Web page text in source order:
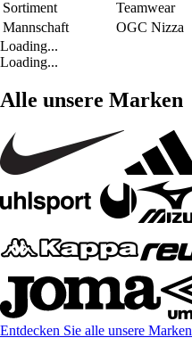
Sortiment
Teamwear
Mannschaft
OGC Nizza
Loading...
Loading...
Alle unsere Marken
Entdecken Sie alle unsere Marken